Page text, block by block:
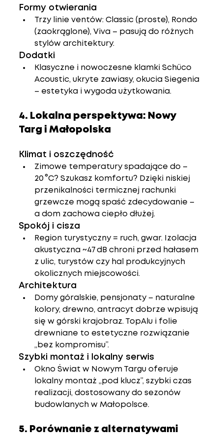
Formy otwierania
Trzy linie ventów: Classic (proste), Rondo
(zaokrąglone), Viva – pasują do różnych
stylów architektury.
Dodatki
Klasyczne i nowoczesne klamki Schüco
Acoustic, ukryte zawiasy, okucia Siegenia
– estetyka i wygoda użytkowania.
4. Lokalna perspektywa: Nowy
Targ i Małopolska
Klimat i oszczędność
Zimowe temperatury spadające do –
20 °C? Szukasz komfortu? Dzięki niskiej
przenikalności termicznej rachunki
grzewcze mogą spaść zdecydowanie –
a dom zachowa ciepło dłużej.
Spokój i cisza
Region turystyczny = ruch, gwar. Izolacja
akustyczna ~47 dB chroni przed hałasem
z ulic, turystów czy hal produkcyjnych
okolicznych miejscowości.
Architektura
Domy góralskie, pensjonaty – naturalne
kolory, drewno, antracyt dobrze wpisują
się w górski krajobraz. TopAlu i folie
drewniane to estetyczne rozwiązanie
„bez kompromisu”.
Szybki montaż i lokalny serwis
Okno Świat w Nowym Targu oferuje
lokalny montaż „pod klucz”, szybki czas
realizacji, dostosowany do sezonów
budowlanych w Małopolsce.
5. Porównanie z alternatywami